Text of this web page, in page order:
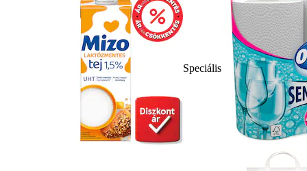
Speciális